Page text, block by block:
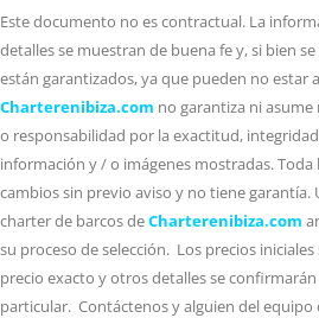
Este documento no es contractual. La
detalles se muestran de buena fe y, si bien
están garantizados, ya que pueden no estar
Charterenibiza.com no garantiza ni
o responsabilidad por la exactitud,
información y / o imágenes mostradas.
cambios sin previo aviso y no tiene
charter de barcos deCharterenibiza.com
su proceso de selección. Los precios
precio exacto y otros detalles se
particular. Contáctenos y alguien del equipo